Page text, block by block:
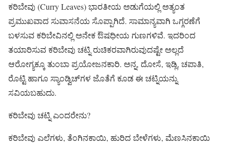
ಕರಿಬೇವು (Curry Leaves) ಭಾರತೀಯ ಅಡುಗೆಯಲ್ಲಿ ಅತ್ಯಂತ
ಪ್ರಮುಖವಾದ ಸುವಾಸನೆಯ ಸೊಪ್ಪಾಗಿದೆ. ಸಾಮಾನ್ಯವಾಗಿ ಒಗ್ಗರಣೆಗೆ
ಬಳಸುವ ಕರಿಬೇವಿನಲ್ಲಿ ಅನೇಕ ಔಷಧೀಯ ಗುಣಗಳಿವೆ. ಇದರಿಂದ
ತಯಾರಿಸುವ ಕರಿಬೇವು ಚಟ್ನಿ ರುಚಿಕರವಾಗಿರುವುದಷ್ಟೇ ಅಲ್ಲದೆ
ಆರೋಗ್ಯಕ್ಕೂ ತುಂಬಾ ಪ್ರಯೋಜನಕಾರಿ. ಅನ್ನ, ದೋಸೆ, ಇಡ್ಲಿ, ಚಪಾತಿ,
ರೊಟ್ಟಿ ಹಾಗೂ ಸ್ಯಾಂಡ್ವಿಚ್‌ಗಳ ಜೊತೆಗೆ ಕೂಡ ಈ ಚಟ್ನಿಯನ್ನು
ಸವಿಯಬಹುದು.
ಕರಿಬೇವು ಚಟ್ನಿ ಎಂದರೇನು?
ಕರಿಬೇವು ಎಲೆಗಳು, ತೆಂಗಿನಕಾಯಿ, ಹುರಿದ ಬೇಳೆಗಳು, ಮೆಣಸಿನಕಾಯಿ